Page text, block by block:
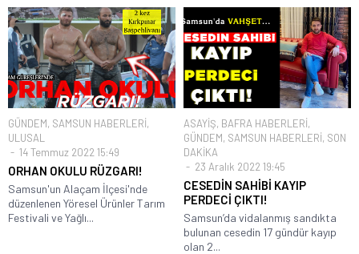
GÜNDEM, SAMSUN HABERLERİ,
ULUSAL
14 Temmuz 2022 15:49
ORHAN OKULU RÜZGARI!
Samsun'un Alaçam İlçesi'nde
düzenlenen Yöresel Ürünler Tarım
Festivali ve Yağlı...
ASAYİŞ, BAFRA HABERLERİ,
GÜNDEM, SAMSUN HABERLERİ, SON
DAKİKA
23 Aralık 2022 19:45
CESEDİN SAHİBİ KAYIP
PERDECİ ÇIKTI!
Samsun’da vidalanmış sandıkta
bulunan cesedin 17 gündür kayıp
olan 2...